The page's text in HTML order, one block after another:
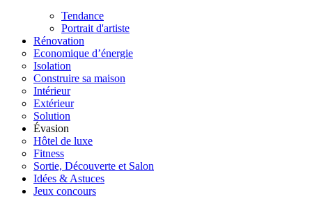
Tendance
Portrait d'artiste
Rénovation
Economique d’énergie
Isolation
Construire sa maison
Intérieur
Extérieur
Solution
Évasion
Hôtel de luxe
Fitness
Sortie, Découverte et Salon
Idées & Astuces
Jeux concours